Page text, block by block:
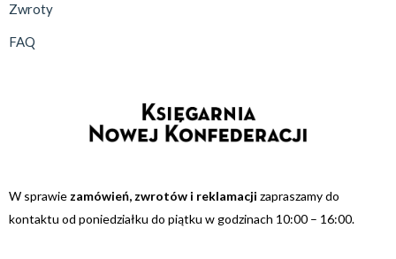
Zwroty
FAQ
W sprawie zamówień, zwrotów i reklamacji zapraszamy do
kontaktu od poniedziałku do piątku w godzinach 10:00 – 16:00.